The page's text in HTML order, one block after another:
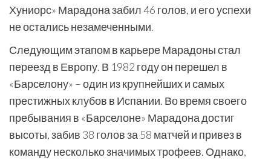
Хуниорс» Марадона забил 46 голов, и его успехи
не остались незамеченными.
Следующим этапом в карьере Марадоны стал
переезд в Европу. В 1982 году он перешел в
«Барселону» – один из крупнейших и самых
престижных клубов в Испании. Во время своего
пребывания в «Барселоне» Марадона достиг
высоты, забив 38 голов за 58 матчей и привез в
команду несколько значимых трофеев. Однако,